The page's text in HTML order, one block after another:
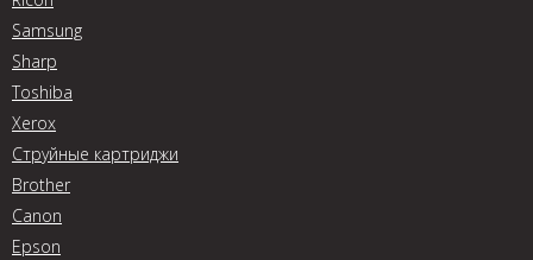
Samsung
Sharp
Toshiba
Xerox
Струйные картриджи
Brother
Canon
Epson